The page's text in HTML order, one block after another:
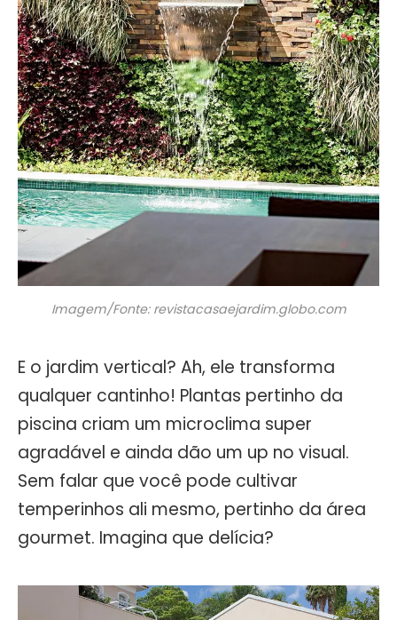
Imagem/Fonte: revistacasaejardim.globo.com
E o jardim vertical? Ah, ele transforma
qualquer cantinho! Plantas pertinho da
piscina criam um microclima super
agradável e ainda dão um up no visual.
Sem falar que você pode cultivar
temperinhos ali mesmo, pertinho da área
gourmet. Imagina que delícia?